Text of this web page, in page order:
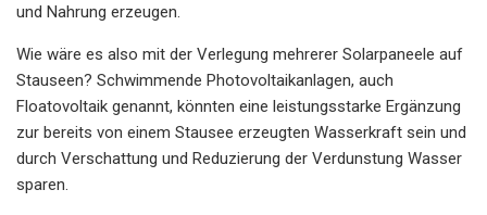
und Nahrung erzeugen.
Wie wäre es also mit der Verlegung mehrerer Solarpaneele auf
Stauseen? Schwimmende Photovoltaikanlagen, auch
Floatovoltaik genannt, könnten eine leistungsstarke Ergänzung
zur bereits von einem Stausee erzeugten Wasserkraft sein und
durch Verschattung und Reduzierung der Verdunstung Wasser
sparen.